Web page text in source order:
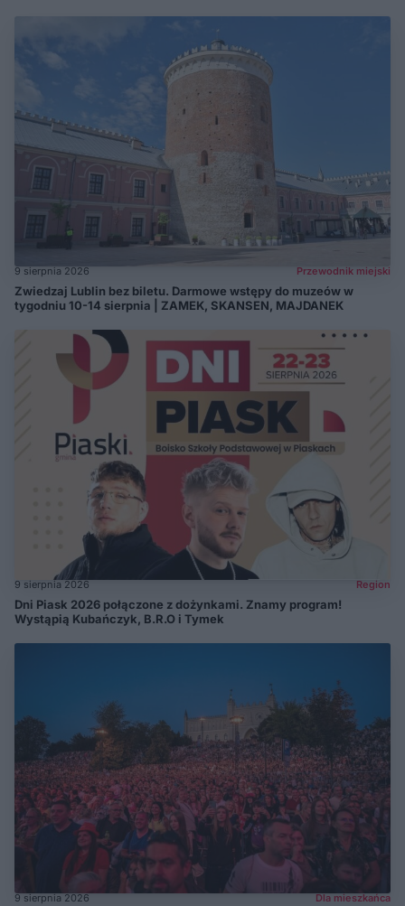
9 sierpnia 2026 Przewodnik miejski
Zwiedzaj Lublin bez biletu. Darmowe wstępy do muzeów w
tygodniu 10-14 sierpnia | ZAMEK, SKANSEN, MAJDANEK
9 sierpnia 2026 Region
Dni Piask 2026 połączone z dożynkami. Znamy program!
Wystąpią Kubańczyk, B.R.O i Tymek
9 sierpnia 2026 Dla mieszkańca